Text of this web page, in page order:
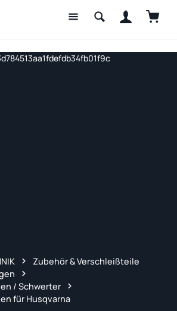
Zubehör & Verschleißteile
/ Schwerter
für Husqvarna